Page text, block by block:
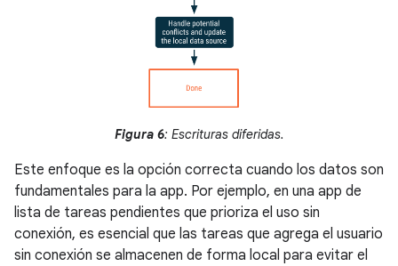
Figura 6: Escrituras diferidas.
Este enfoque es la opción correcta cuando los datos son
fundamentales para la app. Por ejemplo, en una app de
lista de tareas pendientes que prioriza el uso sin
conexión, es esencial que las tareas que agrega el usuario
sin conexión se almacenen de forma local para evitar el